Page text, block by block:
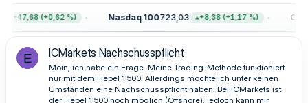
+47,68 (+0,62 %) Nasdaq 100723,03 +8,38 (+1,17 %) Gold
E ICMarkets Nachschusspflicht
Moin, ich habe ein Frage. Meine Trading-Methode funktioniert
nur mit dem Hebel 1:500. Allerdings möchte ich unter keinen
Umständen eine Nachschusspflicht haben. Bei ICMarkets ist
der Hebel 1:500 noch möglich (Offshore), jedoch kann mir